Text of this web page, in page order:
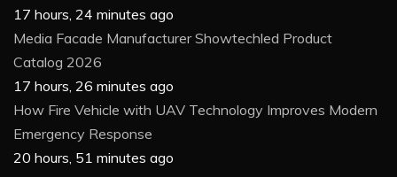
17 hours, 24 minutes ago
Media Facade Manufacturer Showtechled Product
Catalog 2026
17 hours, 26 minutes ago
How Fire Vehicle with UAV Technology Improves Modern
Emergency Response
20 hours, 51 minutes ago